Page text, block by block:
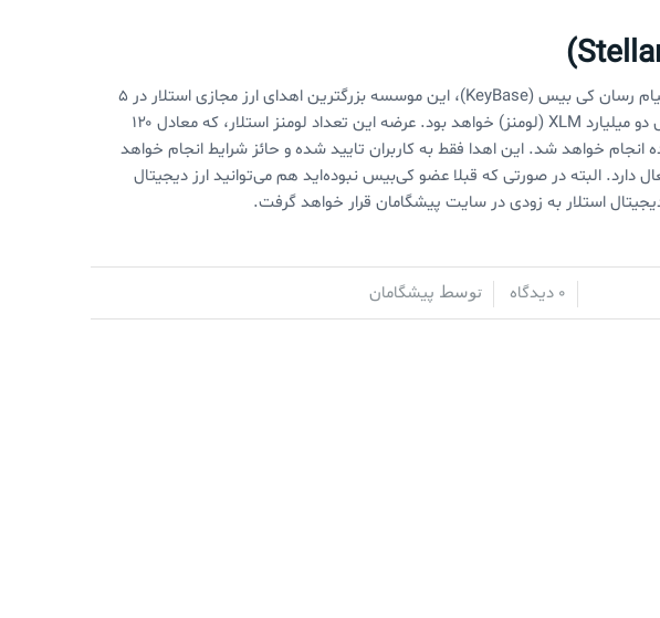
بر اساس اعلام موسسه توسعه استلار و سرویس پیام رسان کی بیس (KeyBase)، این موسسه بزرگترین اهدای ارز مجازی استلار در ۵
سال اخیر را از ماه آینده آغاز می‌کند. این اهدا شامل دو میلیارد XLM (لومنز) خواهد بود. عرضه این تعداد لومنز استلار، که معادل ۱۲۰
است، به صورت ماهانه طی ۲۰ ماه آینده انجام خواهد شد. این اهدا فقط به کاربران تایید شده و حائز شرایط انجام خواهد
حاضر حدود ۳۰۰ هزار عضو فعال دارد. البته در صورتی که قبلا عضو کی‌بیس نبوده‌اید هم می‌توانید ارز دیجیتال
استلار به زودی در سایت پیشگامان قرار خواهد گرفت.
0 دیدگاه
/ توسط پیشگامان